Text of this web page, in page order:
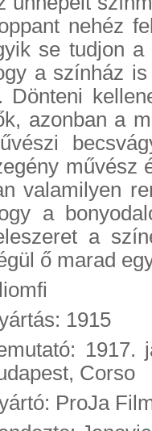
nehéz
se tudjon
a színház
Dönteni
azonban a
művész
valamilyen
a
a
ő marad
1915
1917.
Corso
ProJa